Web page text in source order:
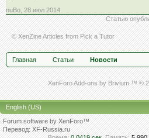
nuBo 28 июл 2014
Статью
© XenZineArticlesfromPick a Tutor
Главная Статьи Новости
XenForo Add-ons by Brivium ™ ©
English (US)
Forum software by XenForo™
Перевод:XF-Russia.ru